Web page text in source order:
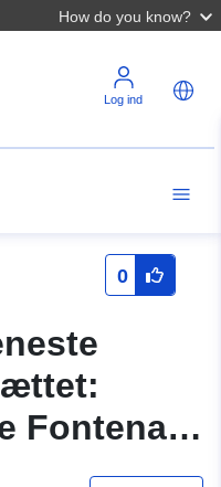
How do you know?
Log ind
0
Fontenay-